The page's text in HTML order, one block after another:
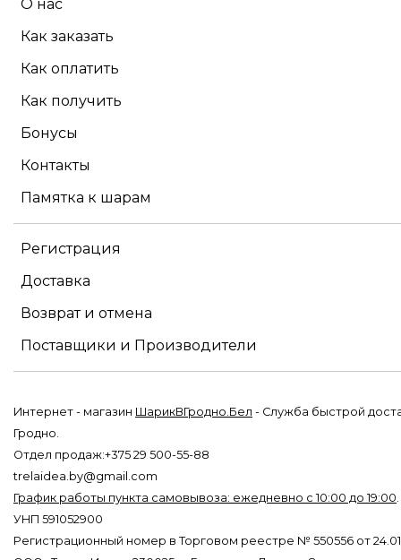
О нас
Как заказать
Как оплатить
Как получить
Бонусы
Контакты
Памятка к шарам
Регистрация
Доставка
Возврат и отмена
Поставщики и Производители
Интернет - магазин ШарикВГродно.Бел - Служба быстрой
Гродно.
Отдел продаж:+375 29 500-55-88
trelaidea.by@gmail.com
График работы пункта самовывоза: ежедневно с 10:00 до 19:00
УНП 591052900
Регистрационный номер в Торговом реестре № 550556 от